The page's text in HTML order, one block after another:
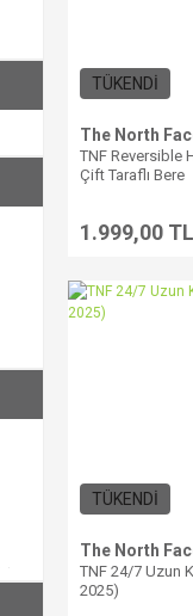
TÜKENDİ
The North
TNF Reversible
Çift Taraflı Bere
1.999,00 TL
TÜKENDİ
The North
TNF 24/7 Uzun
2025)